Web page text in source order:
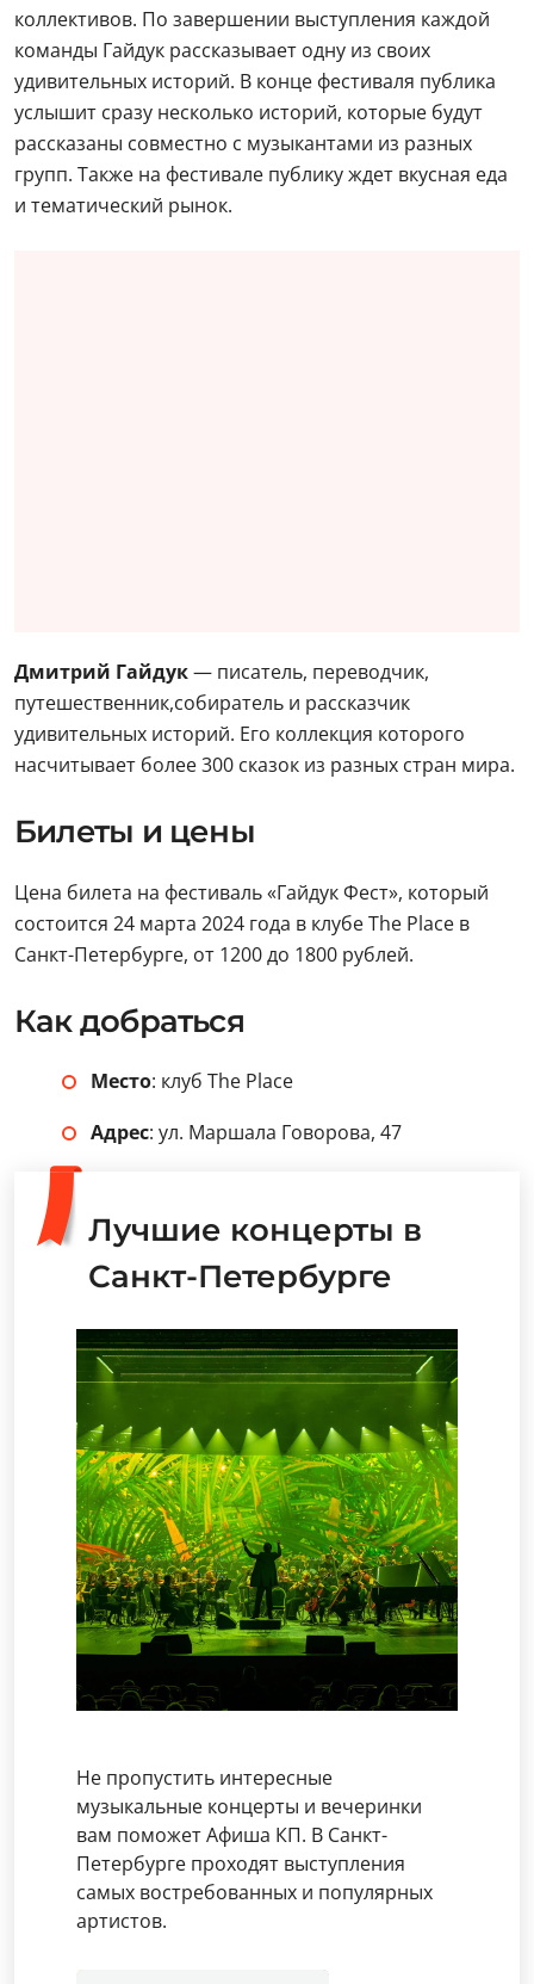
коллективов. По завершении выступления каждой
команды Гайдук рассказывает одну из своих
удивительных историй. В конце фестиваля публика
услышит сразу несколько историй, которые будут
рассказаны совместно с музыкантами из разных
групп. Также на фестивале публику ждет вкусная еда
и тематический рынок.
Дмитрий Гайдук— писатель, переводчик,
путешественник,собиратель и рассказчик
удивительных историй. Его коллекция которого
насчитывает более 300 сказок из разных стран мира.
Билеты и цены
Цена билета на фестиваль «Гайдук Фест», который
состоится 24 марта 2024 года в клубе The Place в
Санкт-Петербурге, от 1200 до 1800 рублей.
Как добраться
Место: клуб The Place
Адрес: ул. Маршала Говорова, 47
Лучшие концерты в
Санкт-Петербурге
Не пропустить интересные
музыкальные концерты и вечеринки
вам поможет Афиша КП. В Санкт-
Петербурге проходят выступления
самых востребованных и популярных
артистов.